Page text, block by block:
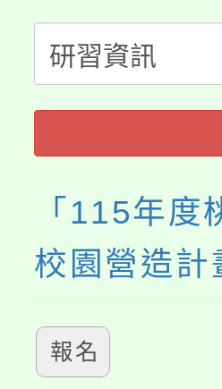
代理(課)
公告本校
代理(課)
轉知中國
《TA101
程，歡迎
心理、諮
系所師生
「115年
校園營造
報名